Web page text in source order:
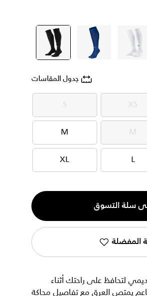
أبيض أزرق selected
أسود
جدول المقاسات
XS
XS
S
S
M
M
M
M
L
L
XL
XL
سلة التسوق
المفضلة
لتحافظ على راحتك أثناء
يمتص العرق مع تفاصيل محاكة